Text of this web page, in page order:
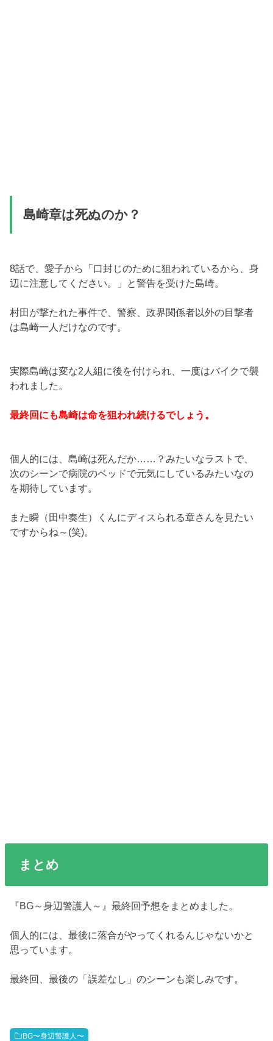
島崎章は死ぬのか？
8話で、愛子から「口封じのために狙われているから、身
辺に注意してください。」と警告を受けた島崎。
村田が撃たれた事件で、警察、政界関係者以外の目撃者
は島崎一人だけなのです。
実際島崎は変な2人組に後を付けられ、一度はバイクで襲
われました。
最終回にも島崎は命を狙われ続けるでしょう。
個人的には、島崎は死んだか……？みたいなラストで、
次のシーンで病院のベッドで元気にしているみたいなの
を期待しています。
また瞬（田中奏生）くんにディスられる章さんを見たい
ですからね～(笑)。
まとめ
『BG～身辺警護人～』最終回予想をまとめました。
個人的には、最後に落合がやってくれるんじゃないかと
思っています。
最終回、最後の「誤差なし」のシーンも楽しみです。
BG〜身辺警護人〜